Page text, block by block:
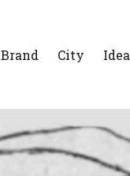
Brand City Idea